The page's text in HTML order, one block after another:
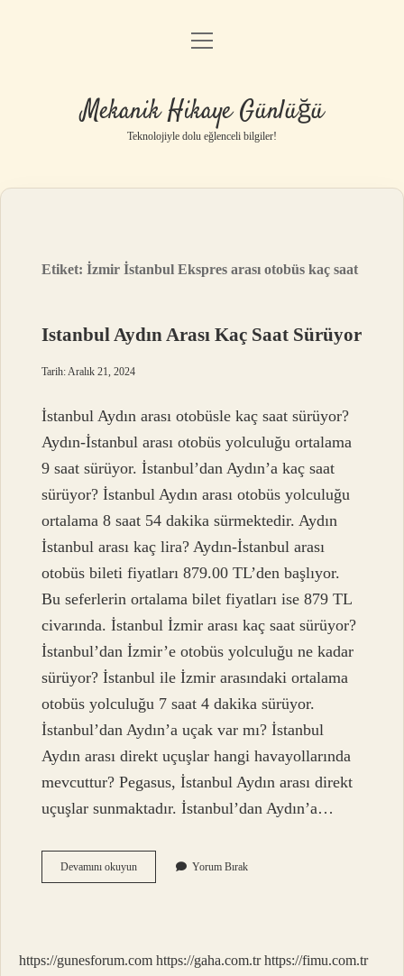
Anasayfa
Yasal Uyarı
menüyü
Mekanik Hikaye Günlüğü
Teknolojiyle dolu eğlenceli bilgiler!
Etiket:İzmir İstanbul Ekspres arası otobüs kaç saat
Istanbul Aydın Arası Kaç Saat Sürüyor
Tarih: Aralık 21, 2024
İstanbul Aydın arası otobüsle kaç saat sürüyor?
Aydın-İstanbul arası otobüs yolculuğu ortalama
9 saat sürüyor. İstanbul’dan Aydın’a kaç saat
sürüyor? İstanbul Aydın arası otobüs yolculuğu
ortalama 8 saat 54 dakika sürmektedir. Aydın
İstanbul arası kaç lira? Aydın-İstanbul arası
otobüs bileti fiyatları 879.00 TL’den başlıyor.
Bu seferlerin ortalama bilet fiyatları ise 879 TL
civarında. İstanbul İzmir arası kaç saat sürüyor?
İstanbul’dan İzmir’e otobüs yolculuğu ne kadar
sürüyor? İstanbul ile İzmir arasındaki ortalama
otobüs yolculuğu 7 saat 4 dakika sürüyor.
İstanbul’dan Aydın’a uçak var mı? İstanbul
Aydın arası direkt uçuşlar hangi havayollarında
mevcuttur? Pegasus, İstanbul Aydın arası direkt
uçuşlar sunmaktadır. İstanbul’dan Aydın’a…
Devamını okuyunIstanbul
Aydın
Yorum Bırak
https://gunesforum.com https://gaha.com.tr https://fimu.com.tr